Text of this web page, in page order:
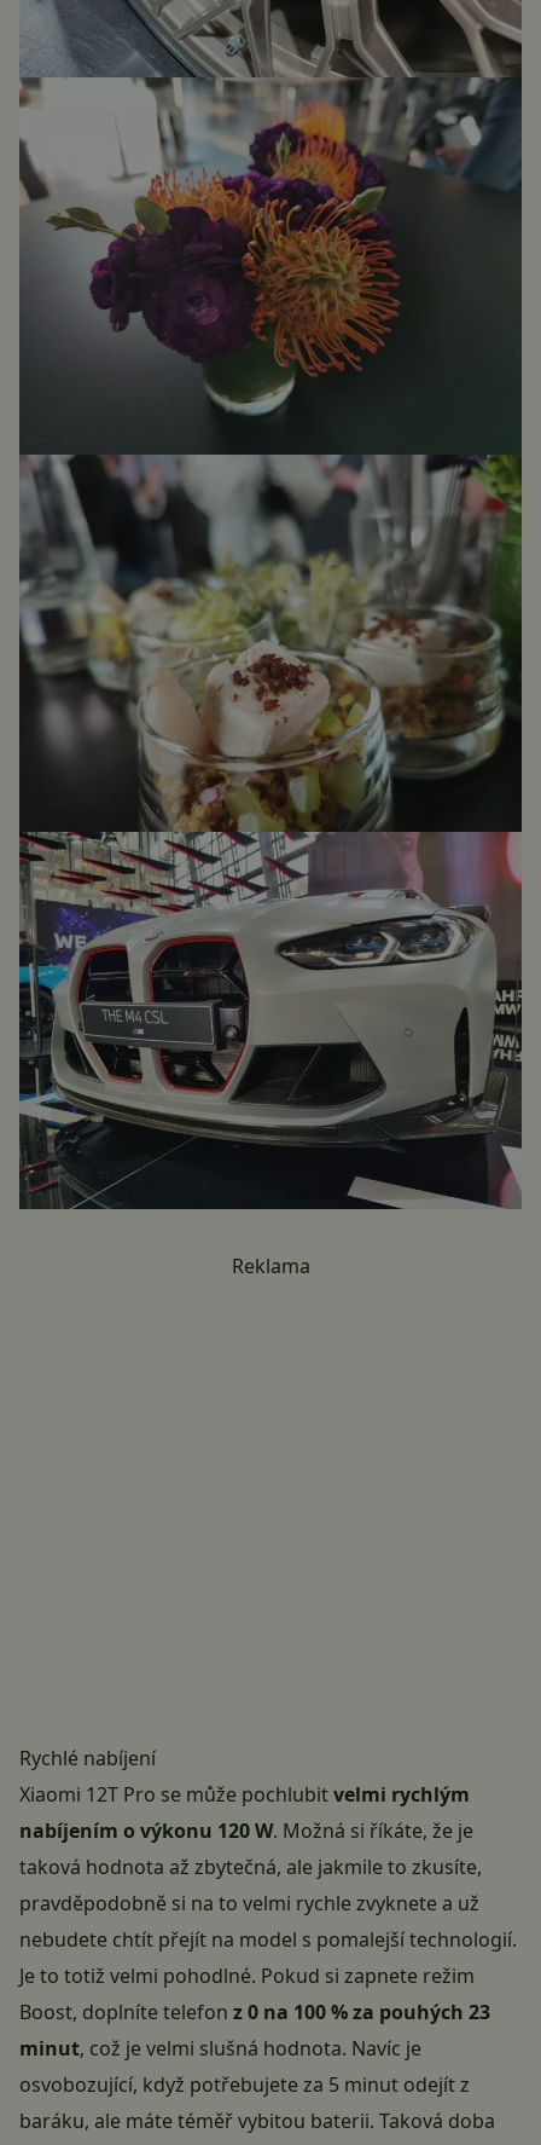
Reklama
Rychlé nabíjení
Xiaomi 12T Pro se může pochlubitvelmi rychlým
nabíjením o výkonu 120 W. Možná si říkáte, že je
taková hodnota až zbytečná, ale jakmile to zkusíte,
pravděpodobně si na to velmi rychle zvyknete a už
nebudete chtít přejít na model s pomalejší technologií.
Je to totiž velmi pohodlné. Pokud si zapnete režim
Boost, doplníte telefon z 0 na 100 % za pouhých 23
minut, což je velmi slušná hodnota. Navíc je
osvobozující, když potřebujete za 5 minut odejít z
baráku, ale máte téměř vybitou baterii. Taková doba